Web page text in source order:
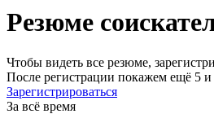
Резюме
Чтобы видеть все резюме,
После регистрации покажем ещё 5
Зарегистрироваться
За всё время